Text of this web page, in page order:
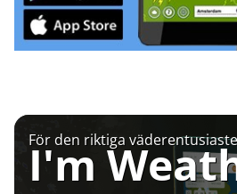
För den riktiga
I'm